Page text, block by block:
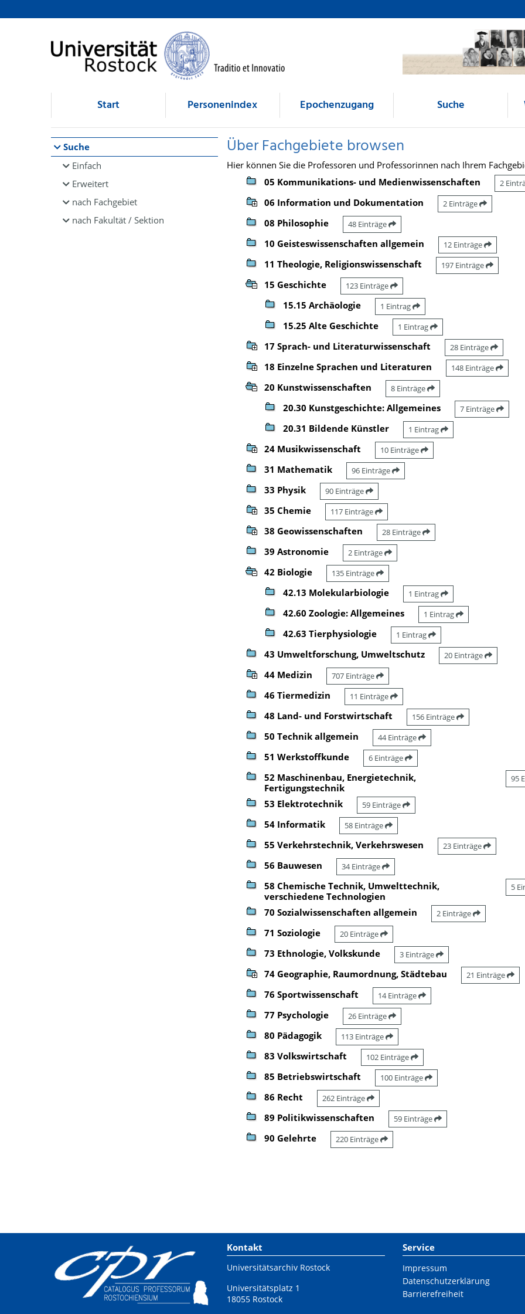
Browsen
direkt zum Inhalt
Start Personenindex Epochenzugang Suche
Suche
Einfach
Erweitert
nach Fachgebiet
nach Fakultät / Sektion
Über Fachgebiete browsen
Hier können Sie die Professoren und Professorinnen nach Ihrem
05 Kommunikations- und Medienwissenschaften
2
06 Information und Dokumentation 2 Einträge
08 Philosophie 48 Einträge
10 Geisteswissenschaften allgemein 12 Einträge
11 Theologie, Religionswissenschaft 197 Einträge
15 Geschichte 123 Einträge
15.15 Archäologie 1 Eintrag
15.25 Alte Geschichte 1 Eintrag
17 Sprach- und Literaturwissenschaft 28 Einträge
18 Einzelne Sprachen und Literaturen 148 Einträge
20 Kunstwissenschaften 8 Einträge
20.30 Kunstgeschichte: Allgemeines 7 Einträge
20.31 Bildende Künstler 1 Eintrag
24 Musikwissenschaft 10 Einträge
31 Mathematik 96 Einträge
33 Physik 90 Einträge
35 Chemie 117 Einträge
38 Geowissenschaften 28 Einträge
39 Astronomie 2 Einträge
42 Biologie 135 Einträge
42.13 Molekularbiologie 1 Eintrag
42.60 Zoologie: Allgemeines 1 Eintrag
42.63 Tierphysiologie 1 Eintrag
43 Umweltforschung, Umweltschutz 20 Einträge
44 Medizin 707 Einträge
46 Tiermedizin 11 Einträge
48 Land- und Forstwirtschaft 156 Einträge
50 Technik allgemein 44 Einträge
51 Werkstoffkunde 6 Einträge
52 Maschinenbau, Energietechnik,
Fertigungstechnik
95
53 Elektrotechnik 59 Einträge
54 Informatik 58 Einträge
55 Verkehrstechnik, Verkehrswesen 23 Einträge
56 Bauwesen 34 Einträge
58 Chemische Technik, Umwelttechnik,
verschiedene Technologien
5
70 Sozialwissenschaften allgemein 2 Einträge
71 Soziologie 20 Einträge
73 Ethnologie, Volkskunde 3 Einträge
74 Geographie, Raumordnung, Städtebau 21 Einträge
76 Sportwissenschaft 14 Einträge
77 Psychologie 26 Einträge
80 Pädagogik 113 Einträge
83 Volkswirtschaft 102 Einträge
85 Betriebswirtschaft 100 Einträge
86 Recht 262 Einträge
89 Politikwissenschaften 59 Einträge
90 Gelehrte 220 Einträge
Kontakt
Universitätsarchiv Rostock
Universitätsplatz 1
18055 Rostock
Service
Impressum
Datenschutzerklärung
Barrierefreiheit